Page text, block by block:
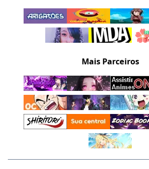
Mais Parceiros